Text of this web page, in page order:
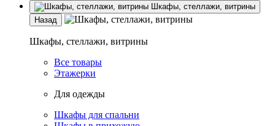
Шкафы, стеллажи, витрины
Назад
Шкафы, стеллажи, витрины
Все товары
Этажерки
Для одежды
Шкафы для спальни